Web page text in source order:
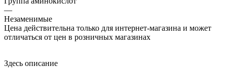
—
Незаменимые
Цена действительна только для интернет-магазина и может
отличаться от цен в розничных магазинах
Здесь описание